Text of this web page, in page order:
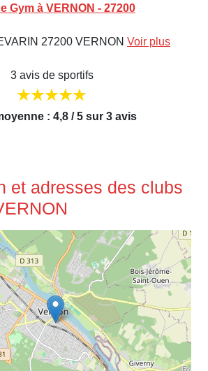
Gym à VERNON - 27200
27200 VERNON Voir plus
3 avis de sportifs
: 4,8 / 5 sur 3 avis
et adresses des clubs